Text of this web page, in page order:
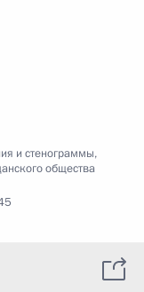
и стенограммы,
общества